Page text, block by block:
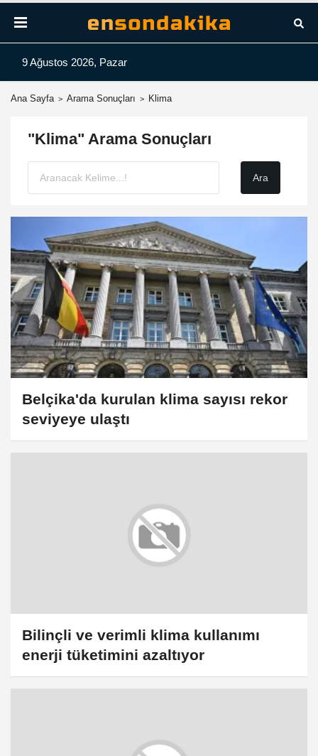
9 Ağustos 2026, Pazar
Ana Sayfa Arama Sonuçları Klima
"Klima" Arama Sonuçları
Belçika'da kurulan klima sayısı rekor
seviyeye ulaştı
Bilinçli ve verimli klima kullanımı
enerji tüketimini azaltıyor